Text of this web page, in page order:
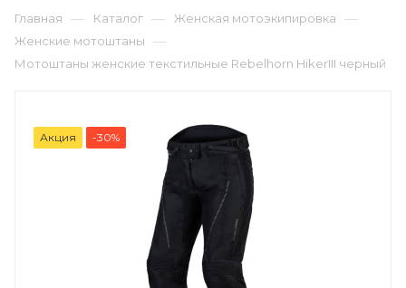
Главная — Каталог — Женская мотоэкипировка —
Женские мотоштаны —
Мотоштаны женские текстильные Rebelhorn HikerIII черный
Акция -30%